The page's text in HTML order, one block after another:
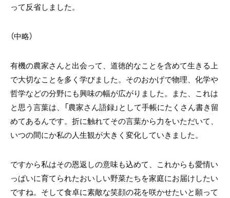
って反省しました。
（中略）
有機の農家さんと出会って、道徳的なことを含めて生きる上
で大切なことを多く学びました。そのおかげで物理、化学や
哲学などの分野にも興味の幅が広がりました。また、これは
と思う言葉は、「農家さん語録」として手帳にたくさん書き留
めてあるんです。折に触れてその言葉から力をいただいて、
いつの間にか私の人生観が大きく変化していきました。
ですから私はその恩返しの意味も込めて、これからも愛情い
っぱいに育てられたおいしい野菜たちを家庭にお届けしたい
ですね。そして食卓に素敵な笑顔の花を咲かせたいと願って